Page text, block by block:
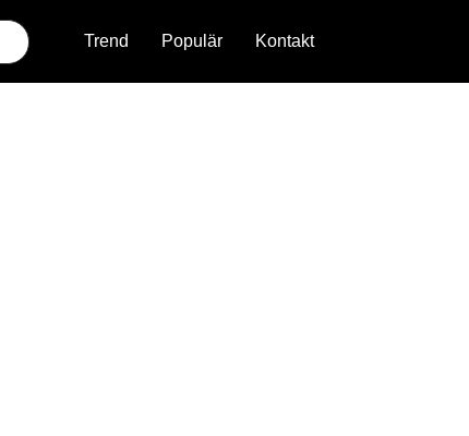
Trend Populär Kontakt